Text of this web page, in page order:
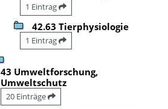
1 Eintrag
42.63 Tierphysiologie
1 Eintrag
43 Umweltforschung,
Umweltschutz
20 Einträge